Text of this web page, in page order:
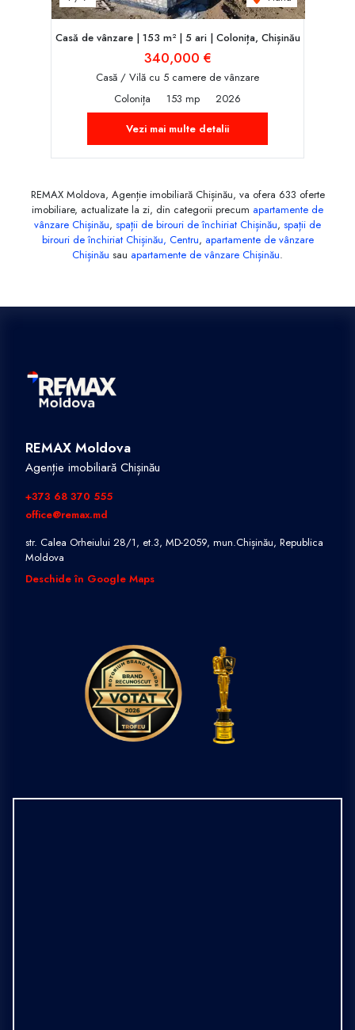
Casă de vânzare | 153 m² | 5 ari | Colonița, Chișinău
340,000 €
Casă / Vilă cu 5 camere de vânzare
Colonița
153 mp
2026
Vezi mai multe detalii
REMAX Moldova, Agenție imobiliară Chișinău, va ofera 633 oferte
imobiliare, actualizate la zi, din categorii precum apartamente de
vânzare Chișinău, spații de birouri de închiriat Chișinău, spații de
birouri de închiriat Chișinău, Centru, apartamente de vânzare
Chișinău sau apartamente de vânzare Chișinău.
REMAX Moldova
Agenție imobiliară Chișinău
+373 68 370 555
office@remax.md
str. Calea Orheiului 28/1, et.3, MD-2059, mun.Chișinău, Republica
Moldova
Deschide în Google Maps